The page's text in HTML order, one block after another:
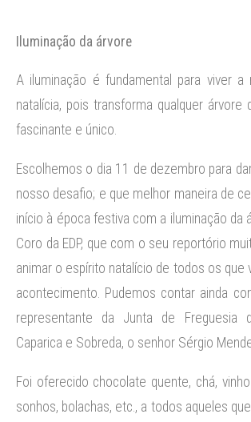
Iluminação da árvore
A iluminação é fundamental para viver a
natalícia, pois transforma qualquer árvore
fascinante e único.
Escolhemos o dia 11 de dezembro para
nosso desafio; e que melhor maneira de
início à época festiva com a iluminação da
Coro da EDP, que com o seu reportório
animar o espírito natalício de todos os que
acontecimento. Pudemos contar ainda
representante da Junta de Freguesia
Caparica e Sobreda, o senhor Sérgio
Foi oferecido chocolate quente, chá,
sonhos, bolachas, etc., a todos aqueles